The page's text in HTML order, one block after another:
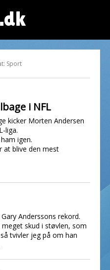
Sport
i NFL
kicker Morten Andersen
liga.
igen.
at blive den mest
Anderssons rekord.
skud i støvlen, som
tvivler jeg på om han